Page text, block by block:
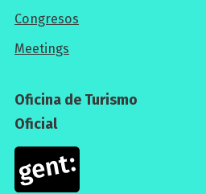
profesionales
Congresos
Meetings
Oficina de Turismo
Oficial